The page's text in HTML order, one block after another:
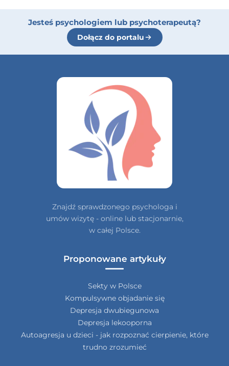
Jesteś psychologiem lub psychoterapeutą?
Dołącz do portalu
Znajdź sprawdzonego psychologa i
umów wizytę - online lub stacjonarnie,
w całej Polsce.
Proponowane artykuły
Sekty w Polsce
Kompulsywne objadanie się
Depresja dwubiegunowa
Depresja lekooporna
Autoagresja u dzieci - jak rozpoznać cierpienie, które
trudno zrozumieć